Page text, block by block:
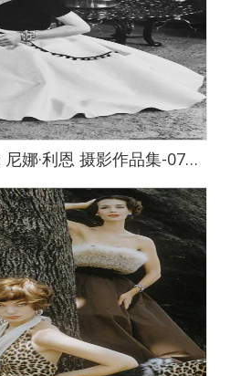
尼娜·利恩 Nina Leen 尼娜·利恩 摄影作品集-0720